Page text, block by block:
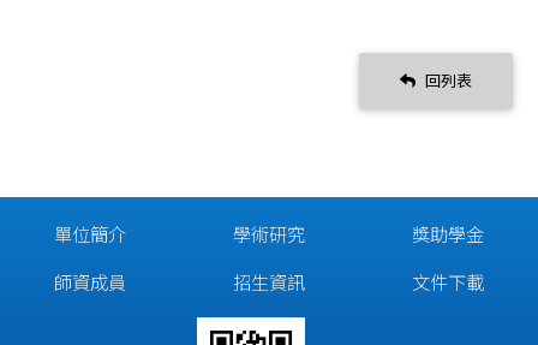
回列表
單位簡介
師資成員
學術研究
招生資訊
獎助學金
文件下載